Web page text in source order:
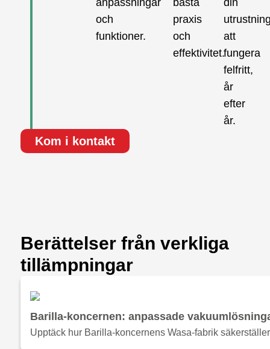
anpassningar
och
funktioner.
bästa
praxis
och
effektivitet.
din
att
fungera
felfritt,
år
efter
år.
Kom i kontakt
Berättelser från verkliga
tillämpningar
Barilla-koncernen: anpassade
Upptäck hur Barilla-koncernens Wasa-fabrik